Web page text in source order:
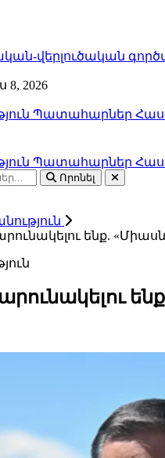
վերլուծական
2026
Պատահարներ
Պատահարներ
Որոնել
ենք.